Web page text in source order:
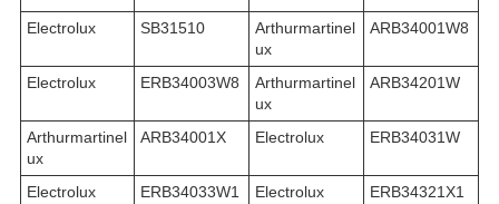
Electrolux
SB31510
Arthurmartinel
ux
ARB34001W8
Electrolux ERB34003W8
Arthurmartinel
ux
ARB34201W
Arthurmartinel
ux
ARB34001X Electrolux ERB34031W
Electrolux ERB34033W1 Electrolux
ERB34321X1